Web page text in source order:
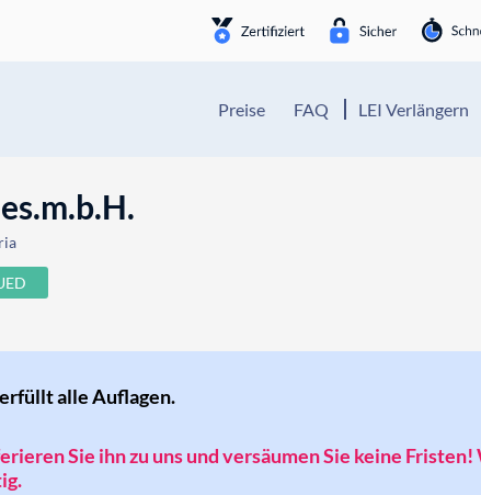
Preise FAQ LEI Verlängern
alle Auflagen.
Sie ihn zu uns und versäumen Sie keine